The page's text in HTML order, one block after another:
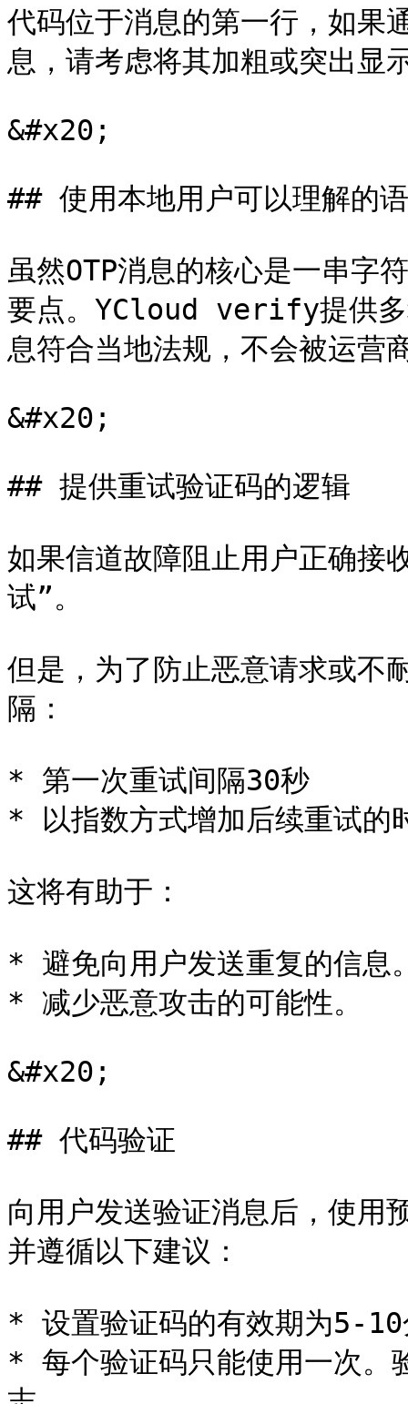
代码位于消息的第一行，如
息，请考虑将其加粗或突出显
&#x20;
## 使用本地用户可以理解的
虽然OTP消息的核心是一串字
要点。YCloud verify提供多
息符合当地法规，不会被运营
&#x20;
## 提供重试验证码的逻辑
如果信道故障阻止用户正确接
试”。
但是，为了防止恶意请求或不
隔：
* 第一次重试间隔30秒
* 以指数方式增加后续重试的
这将有助于：
* 避免向用户发送重复的信息
* 减少恶意攻击的可能性。
&#x20;
## 代码验证
向用户发送验证消息后，使用
并遵循以下建议：
* 设置验证码的有效期为5-10
* 每个验证码只能使用一次。